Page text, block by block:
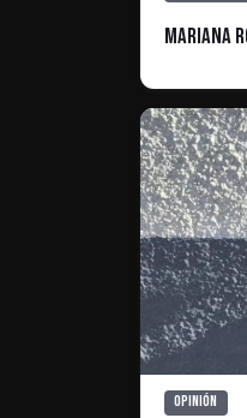
Mariana
Opinión